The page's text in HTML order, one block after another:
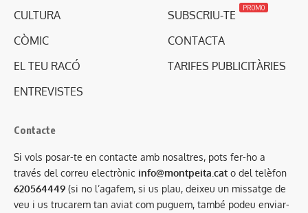
CULTURA
CÒMIC
EL TEU RACÓ
ENTREVISTES
SUBSCRIU-TE
PROMO
CONTACTA
TARIFES PUBLICITÀRIES
Contacte
Si vols posar-te en contacte amb nosaltres, pots fer-ho a
través del correu electrònic info@montpeita.cat o del telèfon
620564449 (si no l’agafem, si us plau, deixeu un missatge de
veu i us trucarem tan aviat com puguem, també podeu enviar-